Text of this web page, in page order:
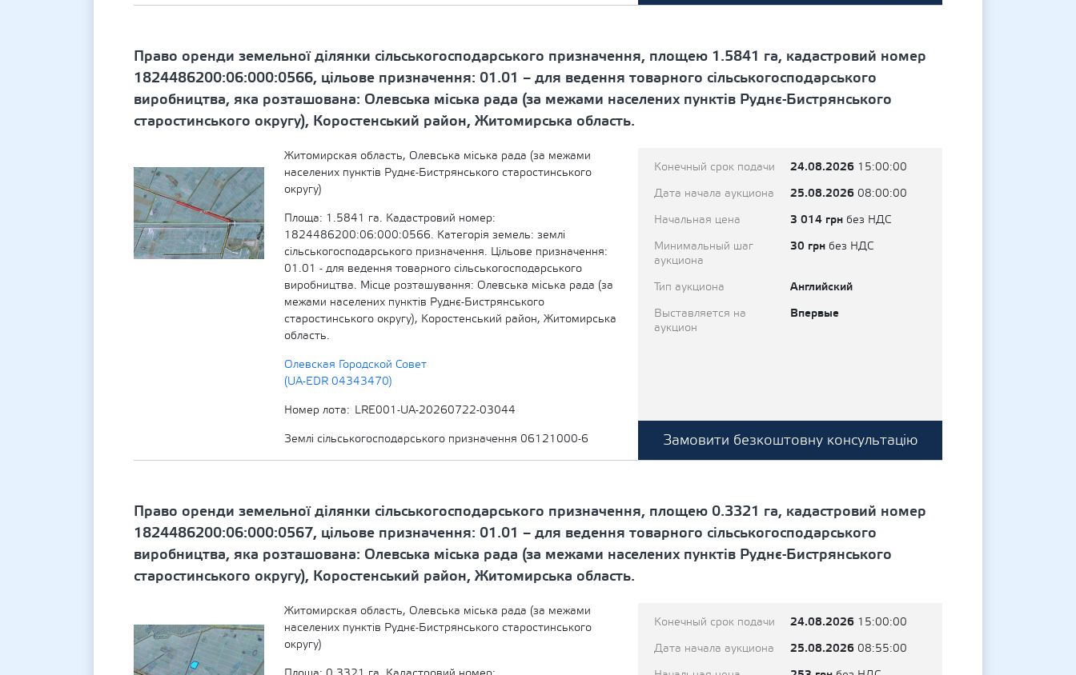
Право оренди земельної ділянки сільськогосподарського призначення, площею 1.5841 га, кадастровий номер
1824486200:06:000:0566, цільове призначення: 01.01 – для ведення товарного сільськогосподарського
виробництва, яка розташована: Олевська міська рада (за межами населених пунктів Руднє-Бистрянського
старостинського округу), Коростенський район, Житомирська область.
Житомирская область, Олевська міська рада (за межами
населених пунктів Руднє-Бистрянського старостинського
округу)
Площа: 1.5841 га. Кадастровий номер:
1824486200:06:000:0566. Категорія земель: землі
сільськогосподарського призначення. Цільове призначення:
01.01 - для ведення товарного сільськогосподарського
виробництва. Місце розташування: Олевська міська рада (за
межами населених пунктів Руднє-Бистрянського
старостинського округу), Коростенський район, Житомирська
область.
Олевская Городской Совет
(UA-EDR 04343470)
Номер лота
LRE001-UA-20260722-03044
Землі сільськогосподарського призначення 06121000-6
Конечный срок подачи 24.08.2026 15:00:00
Дата начала аукциона
25.08.2026 08:00:00
Начальная цена
3 014 грн без НДС
Минимальный шаг
аукциона
30 грн без НДС
Тип аукциона Английский
Выставляется на
аукцион
Впервые
Замовити безкоштовну консультацію
Право оренди земельної ділянки сільськогосподарського призначення, площею 0.3321 га, кадастровий номер
1824486200:06:000:0567, цільове призначення: 01.01 – для ведення товарного сільськогосподарського
виробництва, яка розташована: Олевська міська рада (за межами населених пунктів Руднє-Бистрянського
старостинського округу), Коростенський район, Житомирська область.
Житомирская область, Олевська міська рада (за межами
населених пунктів Руднє-Бистрянського старостинського
округу)
Конечный срок подачи 24.08.2026 15:00:00
Дата начала аукциона
25.08.2026 08:55:00